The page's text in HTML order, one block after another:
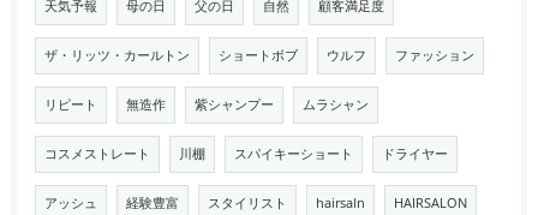
天気予報 母の日 父の日 自然 顧客満足度
ザ・リッツ・カールトン ショートボブ ウルフ ファッション
リピート 無造作 紫シャンプー ムラシャン
コスメストレート 川棚 スパイキーショート ドライヤー
アッシュ 経験豊富 スタイリスト hairsaln HAIRSALON